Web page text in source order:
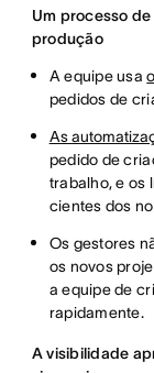
Um processo
produção
A equipe usa
pedidos de
As
pedido de
trabalho, e os
cientes dos
Os gestores
os novos
a equipe de
rapidamente.
A visibilidade